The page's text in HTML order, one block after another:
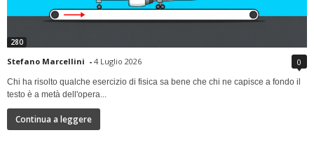
280
Stefano Marcellini - 4 Luglio 2026 0
Chi ha risolto qualche esercizio di fisica sa bene che chi ne capisce a fondo il
testo è a metà dell'opera...
Continua a leggere